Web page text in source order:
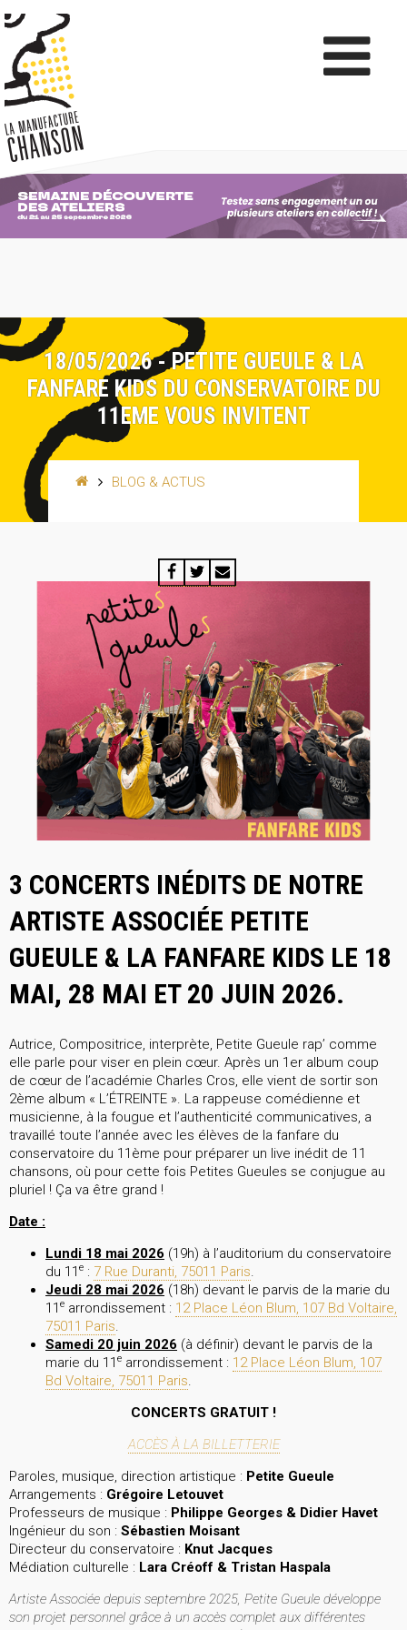
18/05/2026 - PETITE GUEULE & LA
FANFARE KIDS DU CONSERVATOIRE DU
11EME VOUS INVITENT
BLOG & ACTUS
3 CONCERTS INÉDITS DE NOTRE
ARTISTE ASSOCIÉE PETITE
GUEULE & LA FANFARE KIDS LE 18
MAI, 28 MAI ET 20 JUIN 2026.
Autrice, Compositrice, interprète, Petite Gueule rap’ comme
elle parle pour viser en plein cœur. Après un 1er album coup
de cœur de l’académie Charles Cros, elle vient de sortir son
2ème album « L’ÉTREINTE ». La rappeuse comédienne et
musicienne, à la fougue et l’authenticité communicatives, a
travaillé toute l’année avec les élèves de la fanfare du
conservatoire du 11ème pour préparer un live inédit de 11
chansons, où pour cette fois Petites Gueules se conjugue au
pluriel ! Ça va être grand !
Date :
Lundi 18 mai 2026 (19h) à l’auditorium du conservatoire
du 11 e : 7 Rue Duranti, 75011 Paris.
Jeudi 28 mai 2026 (18h) devant le parvis de la marie du
11 e arrondissement : 12 Place Léon Blum, 107 Bd Voltaire,
75011 Paris.
Samedi 20 juin 2026 (à définir) devant le parvis de la
marie du 11 e arrondissement : 12 Place Léon Blum, 107
Bd Voltaire, 75011 Paris.
CONCERTS GRATUIT !
ACCÈS À LA BILLETTERIE
Paroles, musique, direction artistique : Petite Gueule
Arrangements : Grégoire Letouvet
Professeurs de musique : Philippe Georges & Didier Havet
Ingénieur du son : Sébastien Moisant
Directeur du conservatoire : Knut Jacques
Médiation culturelle : Lara Créoff & Tristan Haspala
Artiste Associée depuis septembre 2025, Petite Gueule développe
son projet personnel grâce à un accès complet aux différentes